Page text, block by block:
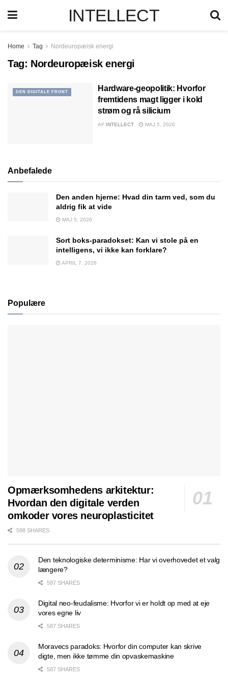
INTELLECT
Home Tag Nordeuropæisk energi
Tag: Nordeuropæisk energi
DEN DIGITALE FRONT
Hardware-geopolitik: Hvorfor
fremtidens magt ligger i kold
strøm og rå silicium
AF INTELLECT MAJ 5, 2026
Anbefalede
Den anden hjerne: Hvad din tarm ved, som du
aldrig fik at vide
MAJ 5, 2026
Sort boks-paradokset: Kan vi stole på en
intelligens, vi ikke kan forklare?
APRIL 7, 2026
Populære
Opmærksomhedens arkitektur:
Hvordan den digitale verden
omkoder vores neuroplasticitet
588 SHARES
Den teknologiske determinisme: Har vi overhovedet et valg
længere?
587 SHARES
Digital neo-feudalisme: Hvorfor vi er holdt op med at eje
vores egne liv
587 SHARES
Moravecs paradoks: Hvorfor din computer kan skrive
digte, men ikke tømme din opvaskemaskine
587 SHARES